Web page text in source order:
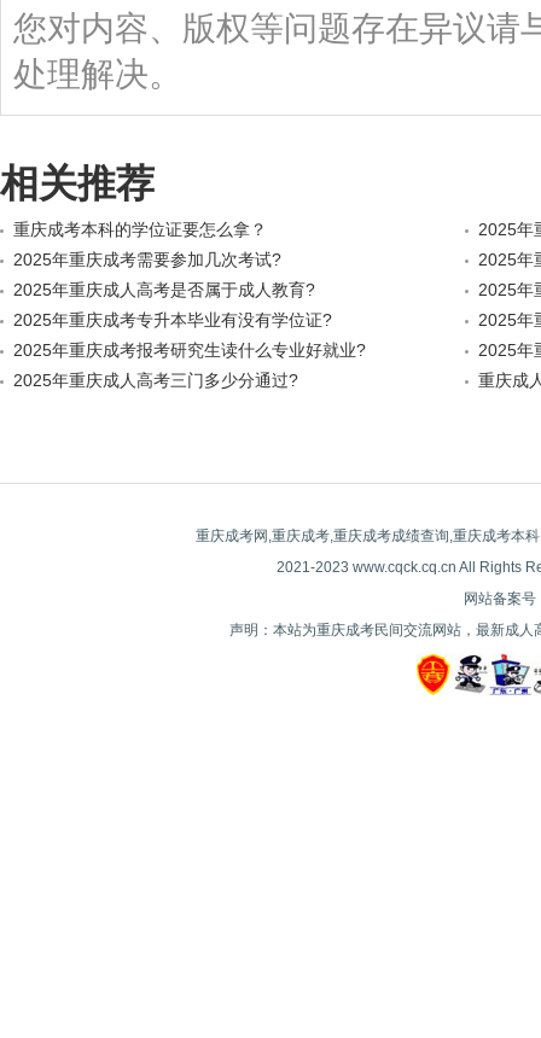
您对内容、版权等问题存在异议请
处理解决。
相关推荐
重庆成考本科的学位证要怎么拿？
2025年
2025年重庆成考需要参加几次考试?
2025年
2025年重庆成人高考是否属于成人教育?
2025年
2025年重庆成考专升本毕业有没有学位证?
2025年
2025年重庆成考报考研究生读什么专业好就业?
2‌025年‌‌‌‌‌
2025年重庆成人高考三门多少分通过?
重庆成
重庆成考网,重庆成考,重庆成考成绩查询,重庆成考本
2021-2023 www.cqck.cq.cn All Rights
网站备案号
声明：本站为重庆成考民间交流网站，最新成